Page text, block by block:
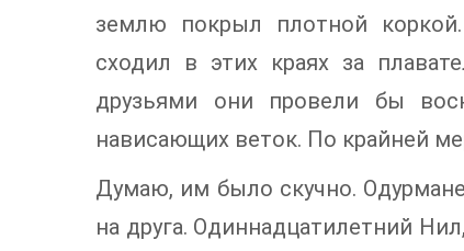
землю покрыл плотной
сходил в этих краях за
друзьями они провели бы
нависающих веток. По крайней
Думаю, им было скучно.
на друга. Одиннадцатилетний